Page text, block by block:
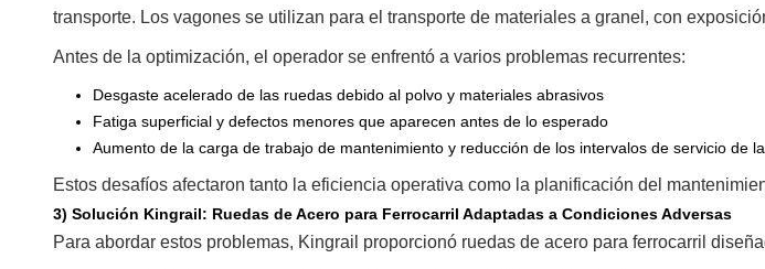
transporte. Los vagones se utilizan para el transporte de materiales a granel, con
Antes de la optimización, el operador se enfrentó a varios problemas recurrentes:
Desgaste acelerado de las ruedas debido al polvo y materiales abrasivos
Fatiga superficial y defectos menores que aparecen antes de lo esperado
Aumento de la carga de trabajo de mantenimiento y reducción de los intervalos de servicio de
Estos desafíos afectaron tanto la eficiencia operativa como la planificación del
3) Solución Kingrail: Ruedas de Acero para Ferrocarril Adaptadas a Condiciones Adversas
Para abordar estos problemas, Kingrail proporcionó ruedas de acero para ferrocarril